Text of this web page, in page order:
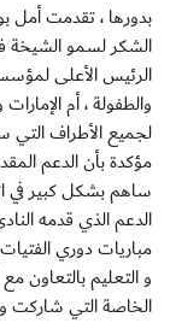
بدورها ، تقدمت أمل
الشكر لسمو الشيخة
الرئيس الأعلى
والطفولة ، أم
لجميع الأطراف التي
مؤكدة بأن الدعم
ساهم بشكل كبير في
الدعم الذي قدمه
مباريات دوري الفتيات
و التعليم بالتعاون
الخاصة التي شاركت